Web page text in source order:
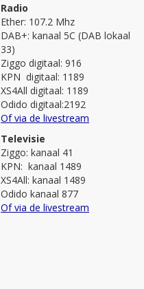
Radio
Ether: 107.2 Mhz
DAB+: kanaal 5C (DAB lokaal
33)
Ziggo digitaal: 916
KPN digitaal: 1189
XS4All digitaal: 1189
Odido digitaal:2192
Of via de livestream
Televisie
Ziggo: kanaal 41
KPN: kanaal 1489
XS4All: kanaal 1489
Odido kanaal 877
Of via de livestream